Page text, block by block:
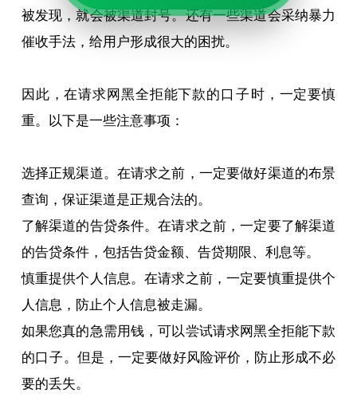
被发现，就会被渠道封号。还有一些渠道会采纳暴力
催收手法，给用户形成很大的困扰。
因此，在请求网黑全拒能下款的口子 时，一定要慎
重。以下是一些注意事项：
选择正规渠道。在请求之前，一定要做好渠道的布景
查询，保证渠道是正规合法的。
了解渠道的告贷条件。在请求之前，一定要了解渠道
的告贷条件，包括告贷金额、告贷期限、利息等。
慎重提供个人信息。在请求之前，一定要慎重提供个
人信息，防止个人信息被走漏。
如果您真的急需用钱，可以尝试请求网黑全拒能下款
的口子 。但是，一定要做好风险评价，防止形成不必
要的丢失。